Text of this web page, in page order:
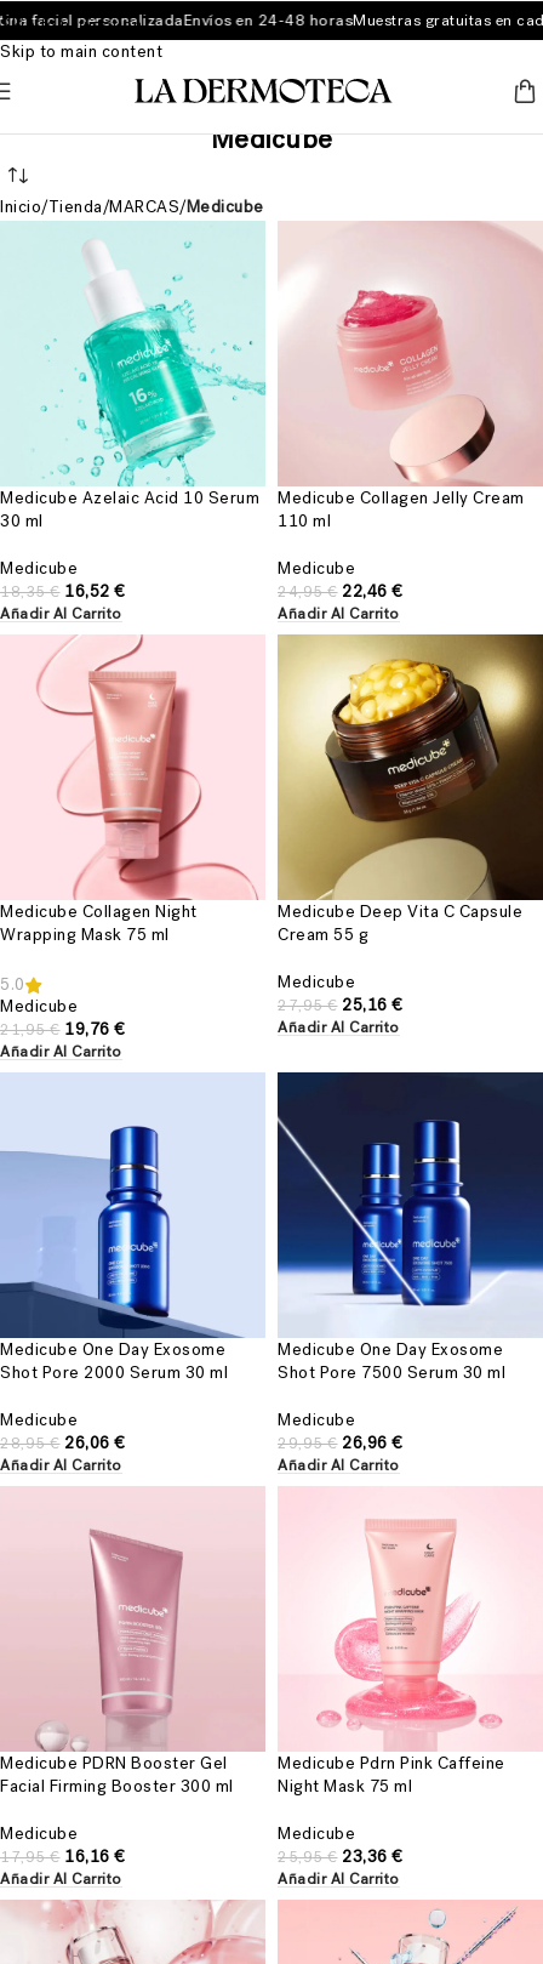
Skip to navigation
Skip to main content
facial personalizadaEnvíos en 24-48 horasMuestras gratuitas en cada
Medicube
Inicio/Tienda/MARCAS/Medicube
Medicube Azelaic Acid 10 Serum
30 ml
Medicube
18,35€ 16,52 €
Añadir Al Carrito
Medicube Collagen Jelly Cream
110 ml
Medicube
24,95€ 22,46 €
Añadir Al Carrito
Medicube Collagen Night
Wrapping Mask 75 ml
5.0
Medicube
21,95€ 19,76 €
Añadir Al Carrito
Medicube Deep Vita C Capsule
Cream 55 g
Medicube
27,95€ 25,16 €
Añadir Al Carrito
Medicube One Day Exosome
Shot Pore 2000 Serum 30 ml
Medicube
28,95€ 26,06 €
Añadir Al Carrito
Medicube One Day Exosome
Shot Pore 7500 Serum 30 ml
Medicube
29,95€ 26,96 €
Añadir Al Carrito
Medicube PDRN Booster Gel
Facial Firming Booster 300 ml
Medicube
17,95€ 16,16 €
Añadir Al Carrito
Medicube Pdrn Pink Caffeine
Night Mask 75 ml
Medicube
25,95€ 23,36 €
Añadir Al Carrito